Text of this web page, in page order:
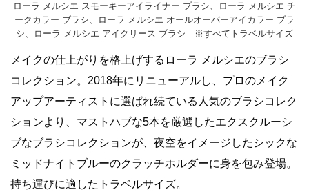
ローラ メルシエ スモーキーアイライナー ブラシ、ローラ メルシエ チ
ークカラー ブラシ、ローラ メルシエ オールオーバーアイカラー ブラ
シ、ローラ メルシエ アイクリース ブラシ ※すべてトラベルサイズ
メイクの仕上がりを格上げするローラ メルシエのブラシ
コレクション。2018年にリニューアルし、プロのメイク
アップアーティストに選ばれ続ている人気のブラシコレク
ションより、マストハブな5本を厳選したエクスクルーシ
ブなブラシコレクションが、夜空をイメージしたシックな
ミッドナイトブルーのクラッチホルダーに身を包み登場。
持ち運びに適したトラベルサイズ。